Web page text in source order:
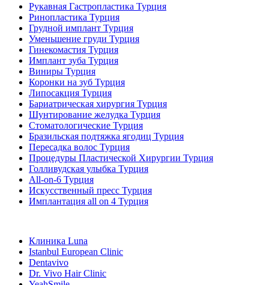
Рукавная Гастропластика Турция
Ринопластика Турция
Грудной имплант Турция
Уменьшение груди Турция
Гинекомастия Турция
Имплант зуба Турция
Виниры Турция
Коронки на зуб Турция
Липосакция Турция
Бариатрическая хирургия Турция
Шунтирование желудка Турция
Стоматологические Турция
Бразильская подтяжка ягодиц Турция
Пересадка волос Турция
Процедуры Пластической Хирургии Турция
Голливудская улыбка Турция
All-on-6 Турция
Искусственный пресс Турция
Имплантация all on 4 Турция
Клиника Luna
Istanbul European Clinic
Dentavivo
Dr. Vivo Hair Clinic